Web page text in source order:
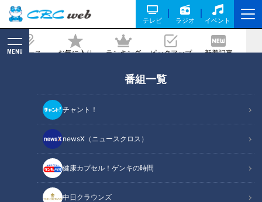
テレビ ラジオ イベント
ニュース お気に入り ランキング ピックアップ 新着記事
MENU
番組一覧
チャント！
newsX（ニュースクロス）
健康カプセル！ゲンキの時間
中日クラウンズ
は？現役のプロが語る“採用ルート”と“必
要なスキル”
記事に戻る